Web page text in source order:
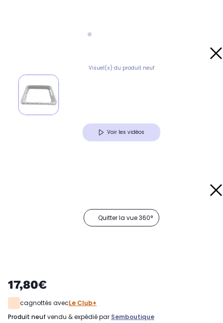
Visuel(s) du produit neuf
Voir les vidéos
Quitter la vue 360°
17,80€
cagnottés avecLe Club+
produit neuf vendu & expédié par Semboutique